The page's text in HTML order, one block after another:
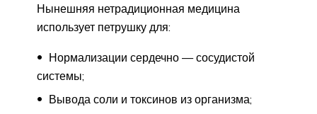
Нынешняя нетрадиционная медицина
использует петрушку для:
Нормализации сердечно — сосудистой
системы;
Вывода соли и токсинов из организма;